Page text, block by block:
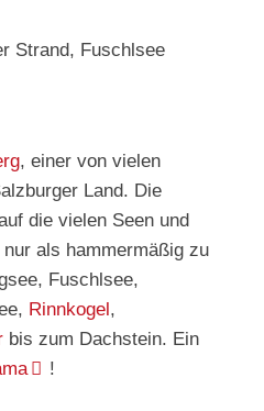
Strand, Fuschlsee
, einer von vielen
Land. Die
die vielen Seen und
als hammermäßig zu
Fuschlsee,
Rinnkogel ,
bis zum Dachstein. Ein
!